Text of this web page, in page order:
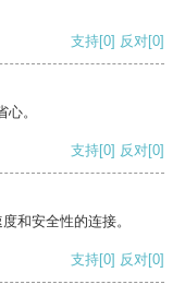
支持[0] 反对[0]
。
支持[0] 反对[0]
和安全性的连接。
支持[0] 反对[0]